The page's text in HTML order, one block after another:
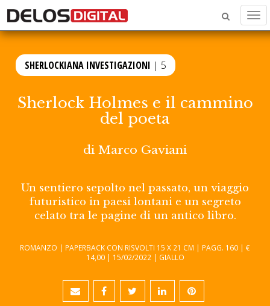
SHERLOCKIANA INVESTIGAZIONI | 5
Sherlock Holmes e il cammino
del poeta
di Marco Gaviani
Un sentiero sepolto nel passato, un viaggio
futuristico in paesi lontani e un segreto
celato tra le pagine di un antico libro.
ROMANZO | PAPERBACK CON RISVOLTI 15 X 21 CM | PAGG. 160 | €
14,00 | 15/02/2022 | GIALLO